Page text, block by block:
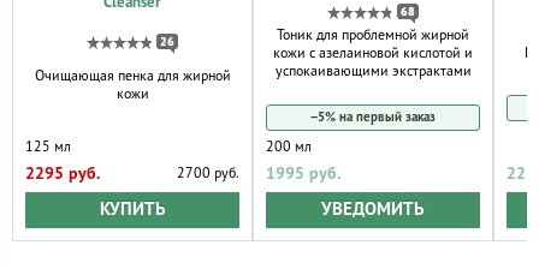
26
Очищающая пенка для жирной
кожи
125 мл
2295 руб. 2700 руб.
КУПИТЬ
68
Тоник для проблемной жирной
кожи с азелаиновой кислотой и
успокаивающими экстрактами
−5% на первый заказ
200 мл
1995 руб.
УВЕДОМИТЬ